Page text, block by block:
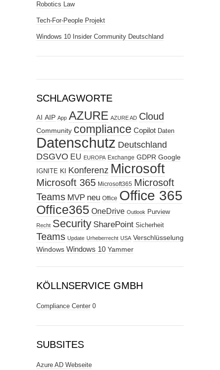
Robotics Law
Tech-For-People Projekt
Windows 10 Insider Community Deutschland
SCHLAGWORTE
AI AIP App AZURE AZURE AD Cloud
Community compliance Copilot Daten
Datenschutz Deutschland
DSGVO EU EUROPA Exchange GDPR Google
IGNITE KI Konferenz Microsoft
Microsoft 365 Microsoft365 Microsoft
Teams MVP neu Office Office 365
Office365 OneDrive Outlook Purview
Recht Security SharePoint Sicherheit
Teams Update Urheberrecht USA Verschlüsselung
Windows Windows 10 Yammer
KÖLLNSERVICE GMBH
Compliance Center 0
SUBSITES
Azure AD Webseite